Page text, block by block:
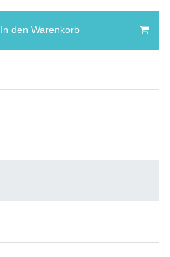
In den Warenkorb